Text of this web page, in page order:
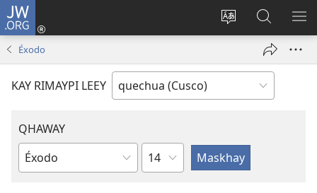
JW.ORG
Direccionpi
Sutiykiwan
jaykuy
nueva
JW.ORG
nisqapi
maskhay
Éxodo
KAY RIMAYPI LEEY
QHAWAY
Libro
Capítulo